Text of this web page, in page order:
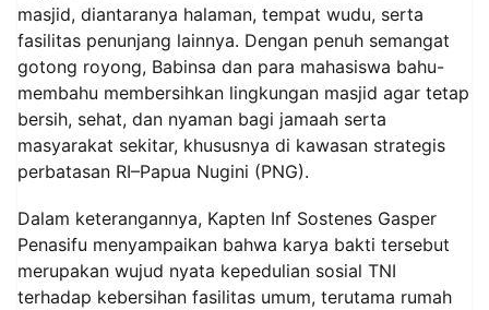
masjid, diantaranya halaman, tempat wudu, serta
fasilitas penunjang lainnya. Dengan penuh semangat
gotong royong, Babinsa dan para mahasiswa bahu-
membahu membersihkan lingkungan masjid agar tetap
bersih, sehat, dan nyaman bagi jamaah serta
masyarakat sekitar, khususnya di kawasan strategis
perbatasan RI–Papua Nugini (PNG).
Dalam keterangannya, Kapten Inf Sostenes Gasper
Penasifu menyampaikan bahwa karya bakti tersebut
merupakan wujud nyata kepedulian sosial TNI
terhadap kebersihan fasilitas umum, terutama rumah